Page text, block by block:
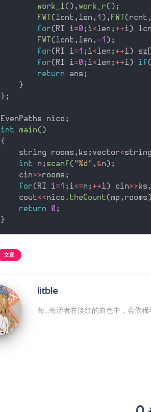
work_l() , work_r() ;
FWT (lcnt , len , 1 ) , FWT (rcnt ,
for(RI i=0 ; i<len ; ++i)
FWT (lcnt , len , -1 ) ;
for(RI i=1 ; i<len ; ++i) sz [
for(RI i=0 ; i<len ; ++i) if (
return ans ;
}
} ;
EvenPaths nico ;
int
main()
{
    string rooms
, ks ; vector<string
int n ; scanf ( "%d" , &n) ;
    cin
>>rooms ;
for(RI i=1 ; i<=n ; ++i) cin>>ks ,
    cout
<<nico . theCount(mp , rooms)
return
0 ;
}
文章
litble
苟...苟活者在淡红的血色中，会依